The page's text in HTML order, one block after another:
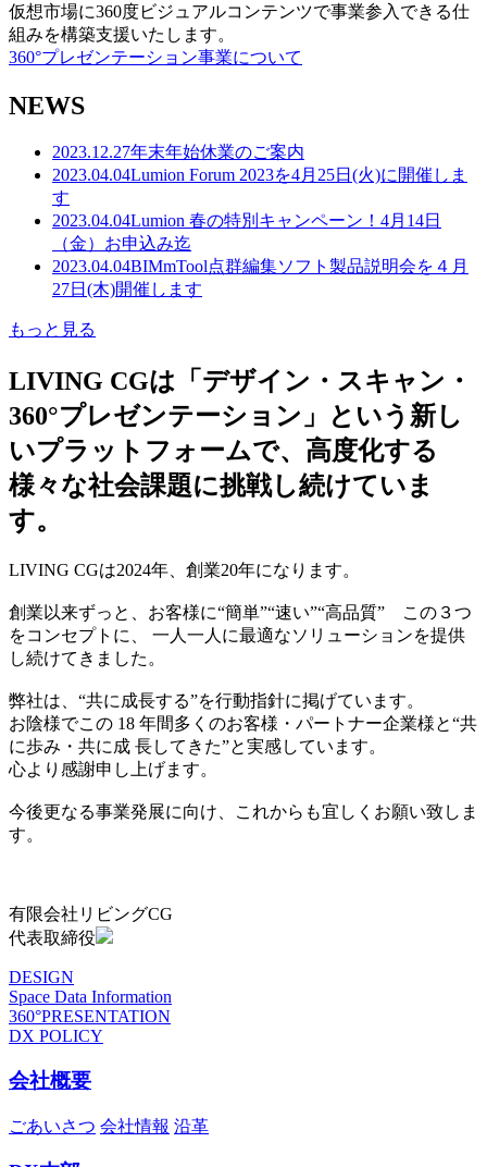
仮想市場に360度ビジュアルコンテンツで事業参入できる仕
組みを構築支援いたします。
360°プレゼンテーション事業について
NEWS
2023.12.27年末年始休業のご案内
2023.04.04Lumion Forum 2023を4月25日(火)に開催しま
す
2023.04.04Lumion 春の特別キャンペーン！4月14日
（金）お申込み迄
2023.04.04BIMmTool点群編集ソフト製品説明会を４月
27日(木)開催します
もっと見る
LIVING CGは「デザイン・スキャン・
360°プレゼンテーション」という新し
いプラットフォームで、高度化する
様々な社会課題に挑戦し続けていま
す。
LIVING CGは2024年、創業20年になります。
創業以来ずっと、お客様に“簡単”“速い”“高品質” この３つ
をコンセプトに、 一人一人に最適なソリューションを提供
し続けてきました。
弊社は、“共に成長する”を行動指針に掲げています。
お陰様でこの 18 年間多くのお客様・パートナー企業様と“共
に歩み・共に成 長してきた”と実感しています。
心より感謝申し上げます。
今後更なる事業発展に向け、これからも宜しくお願い致しま
す。
有限会社リビングCG
代表取締役
DESIGN
Space Data Information
360°PRESENTATION
DX POLICY
会社概要
ごあいさつ 会社情報 沿革